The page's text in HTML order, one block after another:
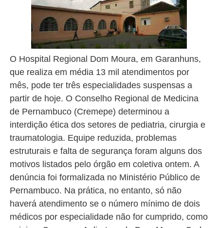
O Hospital Regional Dom Moura, em Garanhuns,
que realiza em média 13 mil atendimentos por
mês, pode ter três especialidades suspensas a
partir de hoje. O Conselho Regional de Medicina
de Pernambuco (Cremepe) determinou a
interdição ética dos setores de pediatria, cirurgia e
traumatologia. Equipe reduzida, problemas
estruturais e falta de segurança foram alguns dos
motivos listados pelo órgão em coletiva ontem. A
denúncia foi formalizada no Ministério Público de
Pernambuco. Na prática, no entanto, só não
haverá atendimento se o número mínimo de dois
médicos por especialidade não for cumprido, como